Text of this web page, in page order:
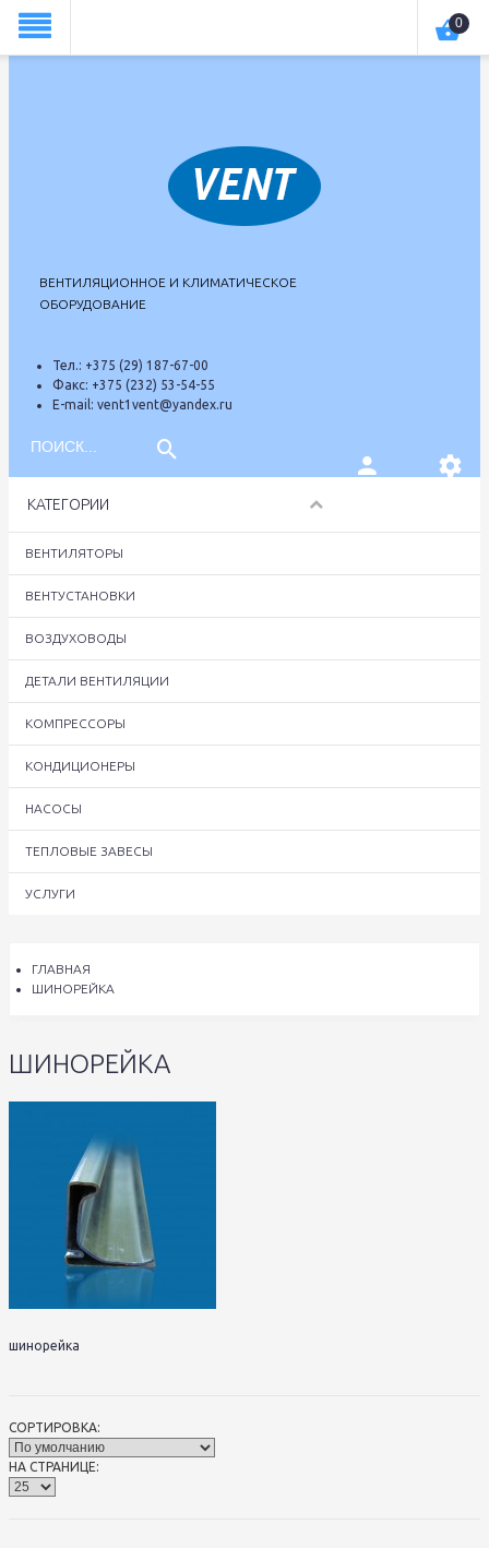
theme574
ВЕНТИЛЯЦИОННОЕ И КЛИМАТИЧЕСКОЕ
ОБОРУДОВАНИЕ
Тел.: +375 (29) 187-67-00
Факс: +375 (232) 53-54-55
E-mail: vent1vent@yandex.ru
0
КАТЕГОРИИ
ВЕНТИЛЯТОРЫ
ВЕНТУСТАНОВКИ
ВОЗДУХОВОДЫ
ДЕТАЛИ ВЕНТИЛЯЦИИ
КОМПРЕССОРЫ
КОНДИЦИОНЕРЫ
НАСОСЫ
ТЕПЛОВЫЕ ЗАВЕСЫ
УСЛУГИ
ГЛАВНАЯ
ШИНОРЕЙКА
ШИНОРЕЙКА
шинорейка
СОРТИРОВКА:
НА СТРАНИЦЕ: